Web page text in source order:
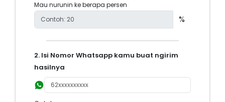
Mau nurunin ke berapa persen
%
2. Isi Nomor Whatsapp kamu buat ngirim
hasilnya